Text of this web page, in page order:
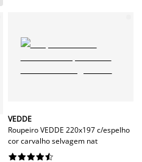
VEDDE
Roupeiro VEDDE 220x197 c/espelho
cor carvalho selvagem nat





